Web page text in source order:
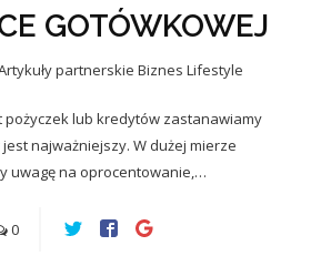
GOTÓWKOWEJ
partnerskie Biznes Lifestyle
lub kredytów zastanawiamy
najważniejszy. W dużej mierze
uwagę na oprocentowanie,…
0